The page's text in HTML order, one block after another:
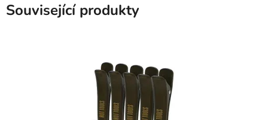
Související produkty